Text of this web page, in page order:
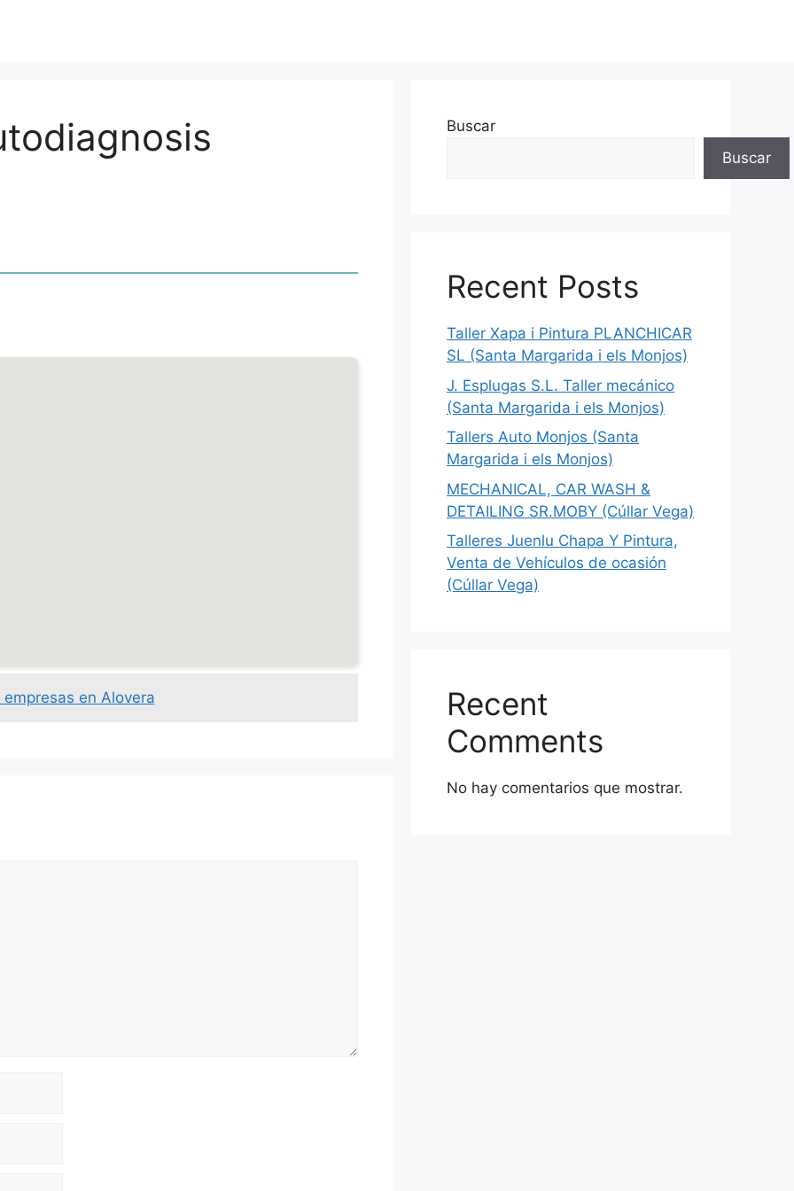
en Alovera
Buscar
Buscar
Recent Posts
Taller Xapa i Pintura PLANCHICAR
SL (Santa Margarida i els Monjos)
J. Esplugas S.L. Taller mecánico
(Santa Margarida i els Monjos)
Tallers Auto Monjos (Santa
Margarida i els Monjos)
MECHANICAL, CAR WASH &
DETAILING SR.MOBY (Cúllar Vega)
Talleres Juenlu Chapa Y Pintura,
Venta de Vehículos de ocasión
(Cúllar Vega)
Recent
Comments
No hay comentarios que mostrar.